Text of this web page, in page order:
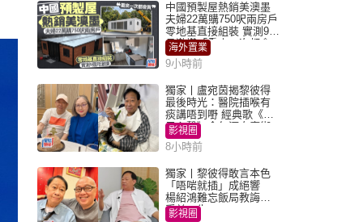
中國預製屋熱銷美澳墨
夫婦22萬購750呎兩房戶
零地基直接組裝 實測9個
月激讚「重來一次都會
買」
海外置業
9小時前
獨家丨盧宛茵揭黎彼得
最後時光：醫院插喉有
痰講唔到嘢 經典歌《浪
子心聲》金句源自廟街
睇相佬
影視圈
8小時前
獨家丨黎彼得敢言本色
「唔啱就插」成絕響
楊紹鴻難忘飯局教誨：
受益一生
影視圈